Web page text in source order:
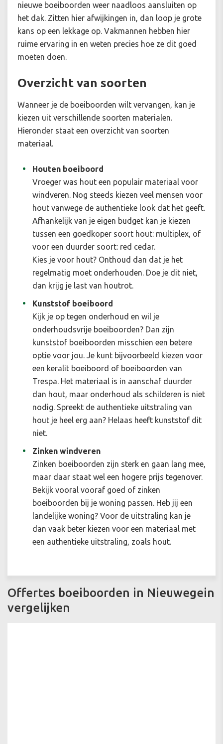
nieuwe boeiboorden weer naadloos aansluiten op
het dak. Zitten hier afwijkingen in, dan loop je grote
kans op een lekkage op. Vakmannen hebben hier
ruime ervaring in en weten precies hoe ze dit goed
moeten doen.
Overzicht van soorten
Wanneer je de boeiboorden wilt vervangen, kan je
kiezen uit verschillende soorten materialen.
Hieronder staat een overzicht van soorten
materiaal.
Houten boeiboord
Vroeger was hout een populair materiaal voor
windveren. Nog steeds kiezen veel mensen voor
hout vanwege de authentieke look dat het geeft.
Afhankelijk van je eigen budget kan je kiezen
tussen een goedkoper soort hout: multiplex, of
voor een duurder soort: red cedar.
Kies je voor hout? Onthoud dan dat je het
regelmatig moet onderhouden. Doe je dit niet,
dan krijg je last van houtrot.
Kunststof boeiboord
Kijk je op tegen onderhoud en wil je
onderhoudsvrije boeiboorden? Dan zijn
kunststof boeiboorden misschien een betere
optie voor jou. Je kunt bijvoorbeeld kiezen voor
een keralit boeiboord of boeiboorden van
Trespa. Het materiaal is in aanschaf duurder
dan hout, maar onderhoud als schilderen is niet
nodig. Spreekt de authentieke uitstraling van
hout je heel erg aan? Helaas heeft kunststof dit
niet.
Zinken windveren
Zinken boeiboorden zijn sterk en gaan lang mee,
maar daar staat wel een hogere prijs tegenover.
Bekijk vooral vooraf goed of zinken
boeiboorden bij je woning passen. Heb jij een
landelijke woning? Voor de uitstraling kan je
dan vaak beter kiezen voor een materiaal met
een authentieke uitstraling, zoals hout.
Offertes boeiboorden in Nieuwegein
vergelijken